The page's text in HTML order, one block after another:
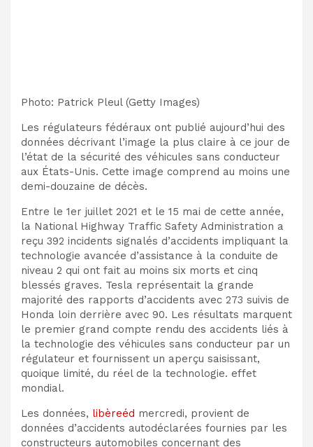
Photo: Patrick Pleul(Getty Images)
Les régulateurs fédéraux ont publié aujourd’hui des
données décrivant l’image la plus claire à ce jour de
l’état de la sécurité des véhicules sans conducteur
aux États-Unis. Cette image comprend au moins une
demi-douzaine de décès.
Entre le 1er juillet 2021 et le 15 mai de cette année,
la National Highway Traffic Safety Administration a
reçu 392 incidents signalés d’accidents impliquant la
technologie avancée d’assistance à la conduite de
niveau 2 qui ont fait au moins six morts et cinq
blessés graves. Tesla représentait la grande
majorité des rapports d’accidents avec 273 suivis de
Honda loin derrière avec 90. Les résultats marquent
le premier grand compte rendu des accidents liés à
la technologie des véhicules sans conducteur par un
régulateur et fournissent un aperçu saisissant,
quoique limité, du réel de la technologie. effet
mondial.
Les données, libèreéd mercredi, provient de
données d’accidents autodéclarées fournies par les
constructeurs automobiles concernant des